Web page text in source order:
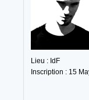
Lieu : IdF
Inscription : 15